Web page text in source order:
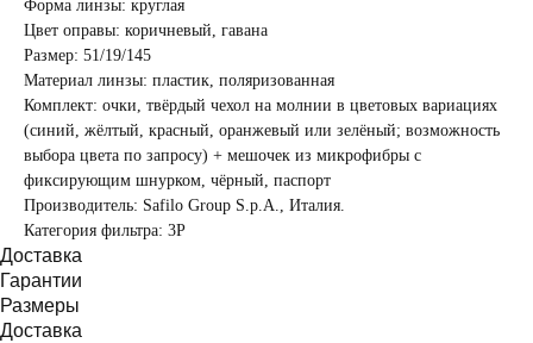
Форма линзы: круглая
Цвет оправы: коричневый, гавана
Размер: 51/19/145
Материал линзы: пластик, поляризованная
Комплект: очки, твёрдый чехол на молнии в цветовых вариациях
(синий, жёлтый, красный, оранжевый или зелёный; возможность
выбора цвета по запросу) + мешочек из микрофибры с
фиксирующим шнурком, чёрный, паспорт
Производитель: Safilo Group S.p.A., Италия.
Категория фильтра: 3Р
Доставка
Гарантии
Размеры
Доставка